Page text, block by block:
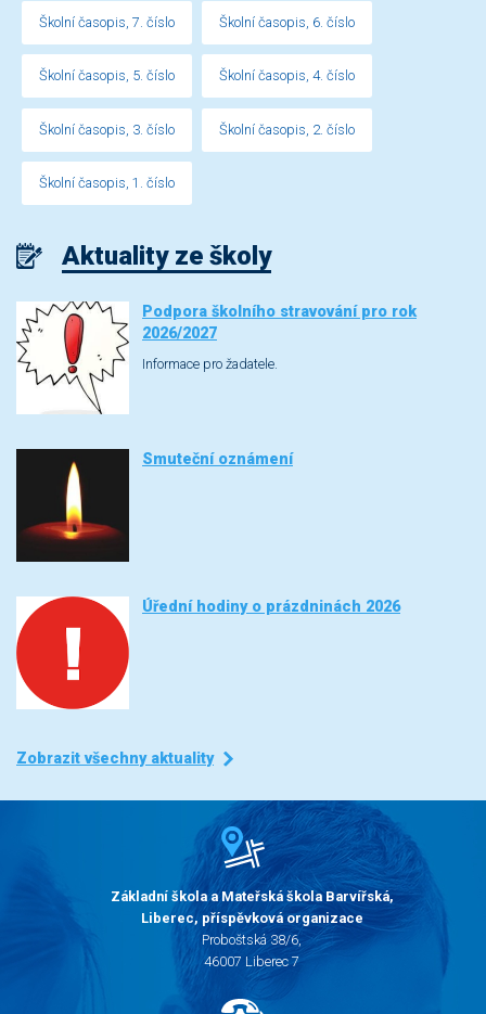
Školní časopis, 7. číslo Školní časopis, 6. číslo
Školní časopis, 5. číslo Školní časopis, 4. číslo
Školní časopis, 3. číslo Školní časopis, 2. číslo
Školní časopis, 1. číslo
Aktuality ze školy
Podpora školního stravování pro rok
2026/2027
Informace pro žadatele.
Smuteční oznámení
Úřední hodiny o prázdninách 2026
Zobrazit všechny aktuality
Základní škola a Mateřská škola Barvířská,
Liberec, příspěvková organizace
Proboštská 38/6,
46007 Liberec 7